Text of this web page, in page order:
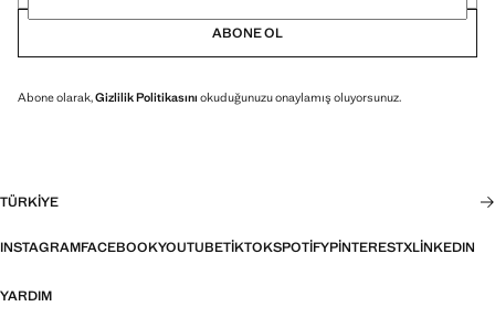
ABONE OL
Abone olarak,Gizlilik Politikasını okuduğunuzu onaylamış oluyorsunuz.
TÜRKIYE
INSTAGRAMFACEBOOKYOUTUBETIKTOKSPOTIFYPINTERESTXLINKEDIN
YARDIM